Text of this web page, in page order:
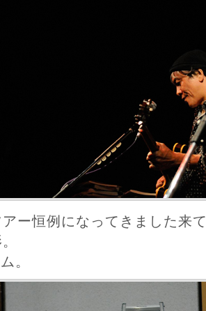
ー恒例になってきました来
。